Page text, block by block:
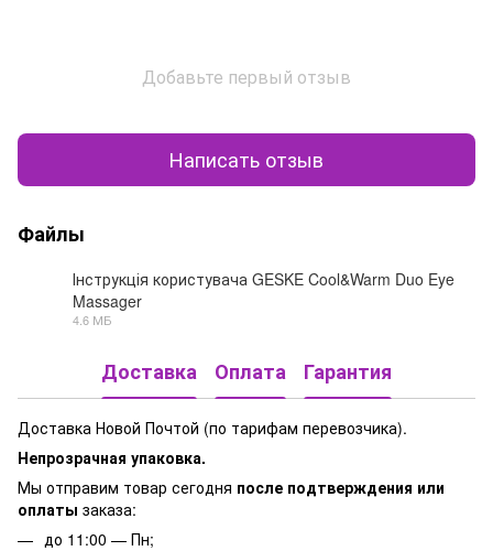
Добавьте первый отзыв
Написать отзыв
Файлы
Інструкція користувача GESKE Cool&Warm Duo Eye
Massager
4.6 МБ
Доставка Оплата Гарантия
Доставка Новой Почтой (по тарифам перевозчика).
Непрозрачная упаковка.
Мы отправим товар сегодня после подтверждения или
оплаты заказа:
до 11:00 — Пн;